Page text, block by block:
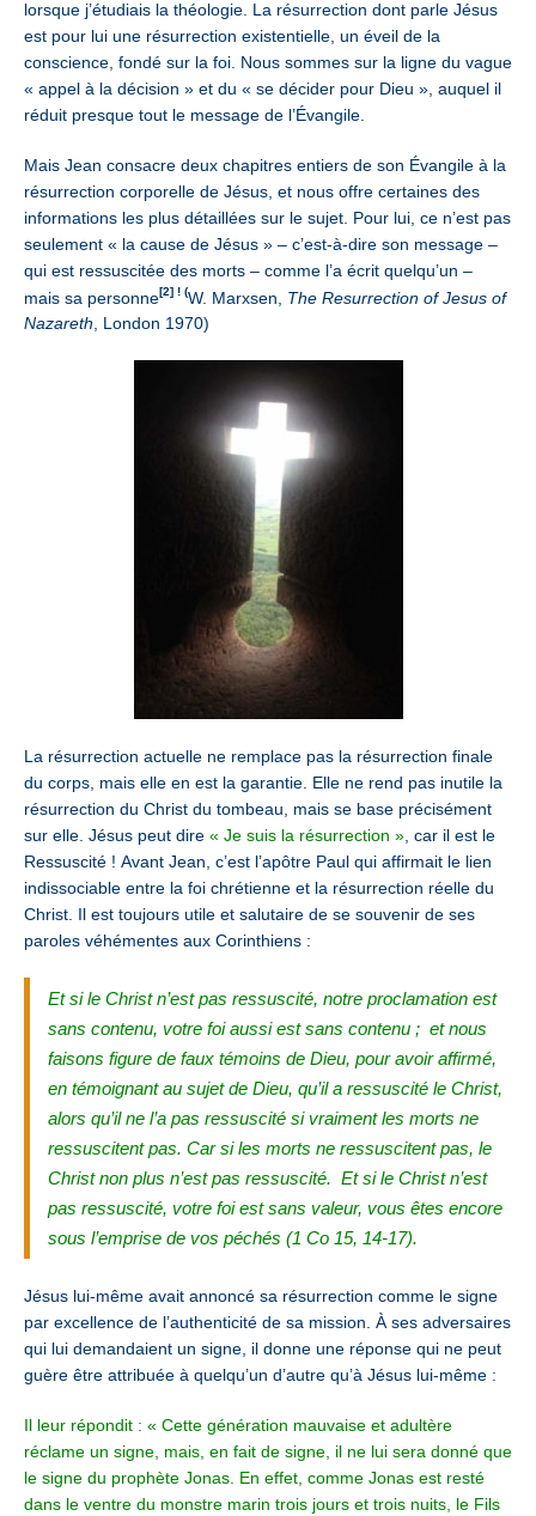
lorsque j’étudiais la théologie. La résurrection dont parle Jésus
est pour lui une résurrection existentielle, un éveil de la
conscience, fondé sur la foi. Nous sommes sur la ligne du vague
« appel à la décision » et du « se décider pour Dieu », auquel il
réduit presque tout le message de l’Évangile.
Mais Jean consacre deux chapitres entiers de son Évangile à la
résurrection corporelle de Jésus, et nous offre certaines des
informations les plus détaillées sur le sujet. Pour lui, ce n’est pas
seulement « la cause de Jésus » – c’est-à-dire son message –
qui est ressuscitée des morts – comme l’a écrit quelqu’un –
mais sa personne[2] ! (W. Marxsen, The Resurrection of Jesus of
Nazareth, London 1970)
La résurrection actuelle ne remplace pas la résurrection finale
du corps, mais elle en est la garantie. Elle ne rend pas inutile la
résurrection du Christ du tombeau, mais se base précisément
sur elle. Jésus peut dire « Je suis la résurrection », car il est le
Ressuscité ! Avant Jean, c’est l’apôtre Paul qui affirmait le lien
indissociable entre la foi chrétienne et la résurrection réelle du
Christ. Il est toujours utile et salutaire de se souvenir de ses
paroles véhémentes aux Corinthiens :
Et si le Christ n’est pas ressuscité, notre proclamation est
sans contenu, votre foi aussi est sans contenu ; et nous
faisons figure de faux témoins de Dieu, pour avoir affirmé,
en témoignant au sujet de Dieu, qu’il a ressuscité le Christ,
alors qu’il ne l’a pas ressuscité si vraiment les morts ne
ressuscitent pas. Car si les morts ne ressuscitent pas, le
Christ non plus n’est pas ressuscité. Et si le Christ n’est
pas ressuscité, votre foi est sans valeur, vous êtes encore
sous l’emprise de vos péchés (1 Co 15, 14-17).
Jésus lui-même avait annoncé sa résurrection comme le signe
par excellence de l’authenticité de sa mission. À ses adversaires
qui lui demandaient un signe, il donne une réponse qui ne peut
guère être attribuée à quelqu’un d’autre qu’à Jésus lui-même :
Il leur répondit : « Cette génération mauvaise et adultère
réclame un signe, mais, en fait de signe, il ne lui sera donné que
le signe du prophète Jonas. En effet, comme Jonas est resté
dans le ventre du monstre marin trois jours et trois nuits, le Fils